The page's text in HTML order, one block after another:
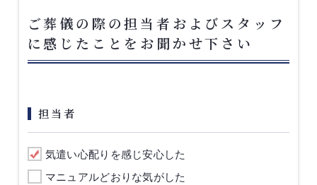
ご葬儀の際の担当者およびスタッフ
に感じたことをお聞かせ下さい
担当者
気遣い心配りを感じ安心した
マニュアルどおりな気がした